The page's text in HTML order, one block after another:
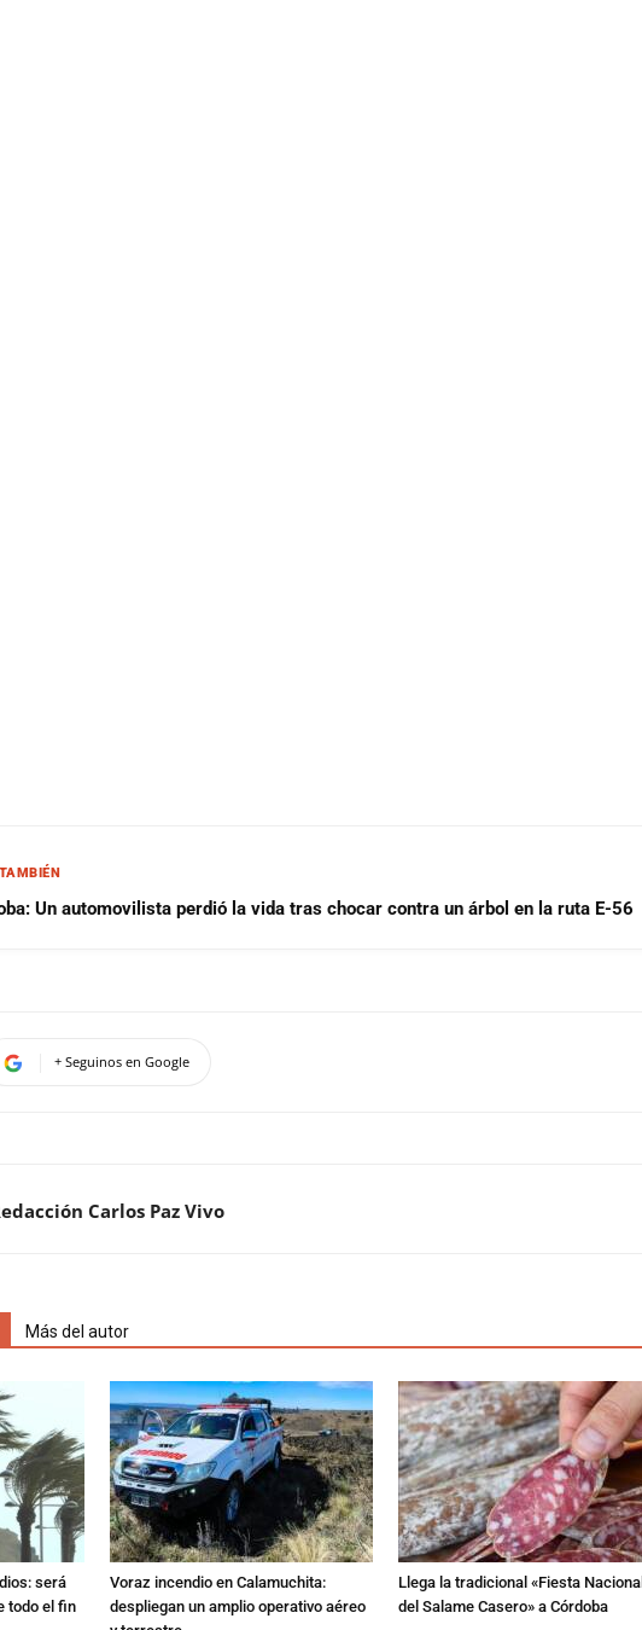
Un automovilista perdió la vida tras chocar contra un árbol en la ruta E-56
+ Seguinos en Google
Carlos Paz Vivo
Más del autor
será
todo el fin
Voraz incendio en Calamuchita:
despliegan un amplio operativo aéreo
Llega la tradicional «Fiesta Nacional
del Salame Casero» a Córdoba